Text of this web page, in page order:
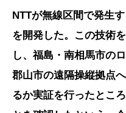
NTTが無線区間で発生
を開発した。この技術
し、福島・南相馬市の
郡山市の遠隔操縦拠点
るか実証を行ったとこ